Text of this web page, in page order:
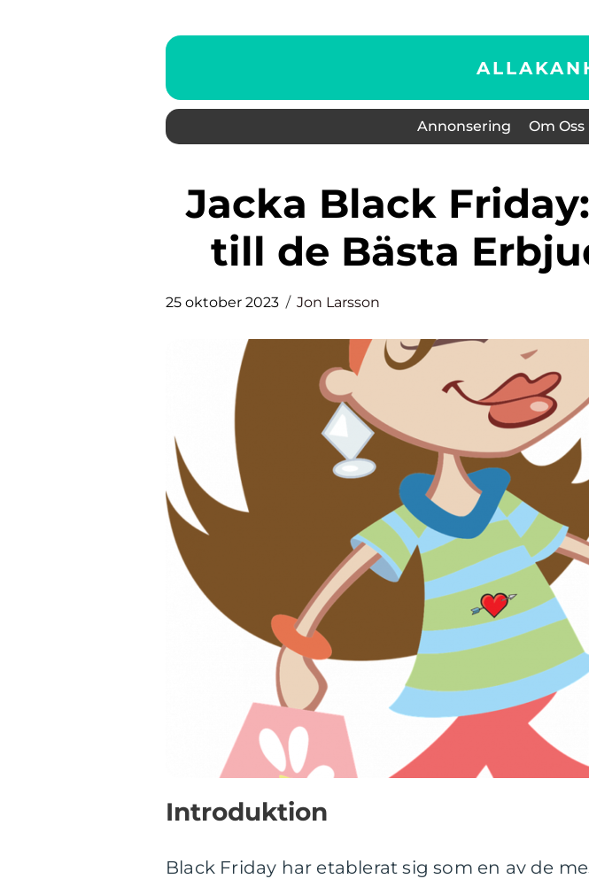
Annonsering Om Oss
Jacka Black Friday: En Guide
till de Bästa
25 oktober 2023 Jon Larsson
Introduktion
Black Friday har etablerat sig som en av de